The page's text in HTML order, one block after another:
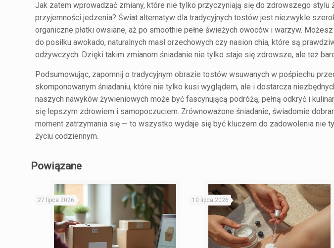
Jak zatem wprowadzać zmiany, które nie tylko przyczyniają się do zdrowszego stylu
przyjemności jedzenia? Świat alternatyw dla tradycyjnych tostów jest niezwykle
organiczne płatki owsiane, aż po smoothie pełne świeżych owoców i warzyw.
do posiłku awokado, naturalnych masł orzechowych czy nasion chia, które są
odżywczych. Dzięki takim zmianom śniadanie nie tylko staje się zdrowsze, ale też
Podsumowując, zapomnij o tradycyjnym obrazie tostów wsuwanych w pośpiechu
skomponowanym śniadaniu, które nie tylko kusi wyglądem, ale i dostarcza
naszych nawyków żywieniowych może być fascynującą podróżą, pełną odkryć i
się lepszym zdrowiem i samopoczuciem. Zrównoważone śniadanie, świadomie
moment zatrzymania się — to wszystko wydaje się być kluczem do zadowolenia nie
życiu codziennym.
Powiązane
27 lipca 2026 10 lipca 2026